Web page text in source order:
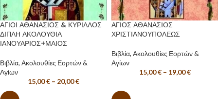
ΑΓΙΟΙ ΑΘΑΝΑΣΙΟΣ & ΚΥΡΙΛΛΟΣ
ΔΙΠΛΗ ΑΚΟΛΟΥΘΙΑ
ΙΑΝΟΥΑΡΙΟΣ+ΜΑΙΟΣ
Βιβλία, Ακολουθίες Εορτών &
Αγίων
15,00€ – 20,00€
ΑΓΙΟΣ ΑΘΑΝΑΣΙΟΣ
ΧΡΙΣΤΙΑΝΟΥΠΟΛΕΩΣ
Βιβλία, Ακολουθίες Εορτών &
Αγίων
15,00€ – 19,00€